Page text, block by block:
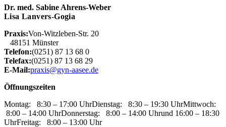
Dr. med. Sabine Ahrens-Weber
Lisa Lanvers-Gogia
Praxis:Von-Witzleben-Str. 20
48151 Münster
Telefon:(0251) 87 13 68 0
Telefax:(0251) 87 13 68 29
E-Mail:praxis@gyn-aasee.de
Öffnungszeiten
Montag: 8:30 – 17:00 UhrDienstag: 8:30 – 19:30 UhrMittwoch:
8:00 – 14:00 UhrDonnerstag: 8:00 – 14:00 Uhrund 16:00 – 18:30
UhrFreitag: 8:00 – 13:00 Uhr